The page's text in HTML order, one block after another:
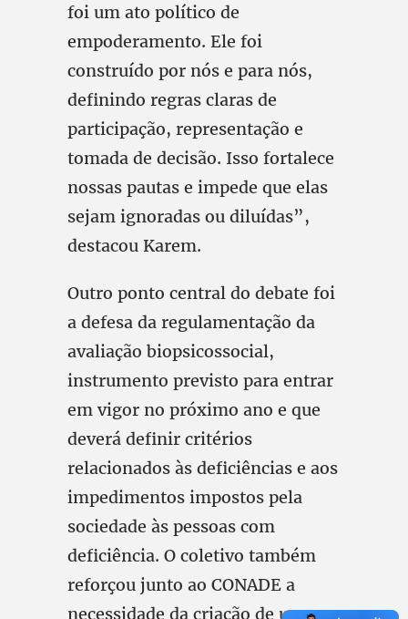
foi um ato político de
empoderamento. Ele foi
construído por nós e para nós,
definindo regras claras de
participação, representação e
tomada de decisão. Isso fortalece
nossas pautas e impede que elas
sejam ignoradas ou diluídas”,
destacou Karem.
Outro ponto central do debate foi
a defesa da regulamentação da
avaliação biopsicossocial,
instrumento previsto para entrar
em vigor no próximo ano e que
deverá definir critérios
relacionados às deficiências e aos
impedimentos impostos pela
sociedade às pessoas com
deficiência. O coletivo também
reforçou junto ao CONADE a
necessidade da criação de um